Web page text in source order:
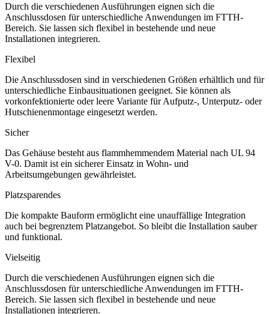
Durch die verschiedenen Ausführungen eignen sich die
Anschlussdosen für unterschiedliche Anwendungen im FTTH-
Bereich. Sie lassen sich flexibel in bestehende und neue
Installationen integrieren.
Flexibel
Die Anschlussdosen sind in verschiedenen Größen erhältlich und für
unterschiedliche Einbausituationen geeignet. Sie können als
vorkonfektionierte oder leere Variante für Aufputz-, Unterputz- oder
Hutschienenmontage eingesetzt werden.
Sicher
Das Gehäuse besteht aus flammhemmendem Material nach UL 94
V-0. Damit ist ein sicherer Einsatz in Wohn- und
Arbeitsumgebungen gewährleistet.
Platzsparendes
Die kompakte Bauform ermöglicht eine unauffällige Integration
auch bei begrenztem Platzangebot. So bleibt die Installation sauber
und funktional.
Vielseitig
Durch die verschiedenen Ausführungen eignen sich die
Anschlussdosen für unterschiedliche Anwendungen im FTTH-
Bereich. Sie lassen sich flexibel in bestehende und neue
Installationen integrieren.